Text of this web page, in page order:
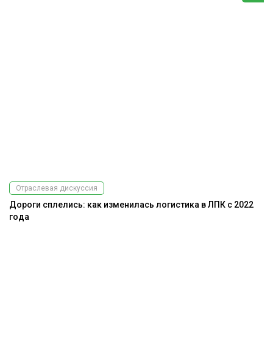
Отраслевая дискуссия
Дороги сплелись: как изменилась логистика в ЛПК с 2022
года